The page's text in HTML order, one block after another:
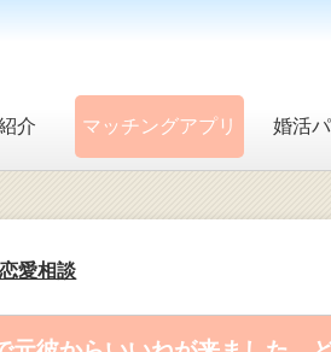
介 マッチングアプリ 婚活
愛相談